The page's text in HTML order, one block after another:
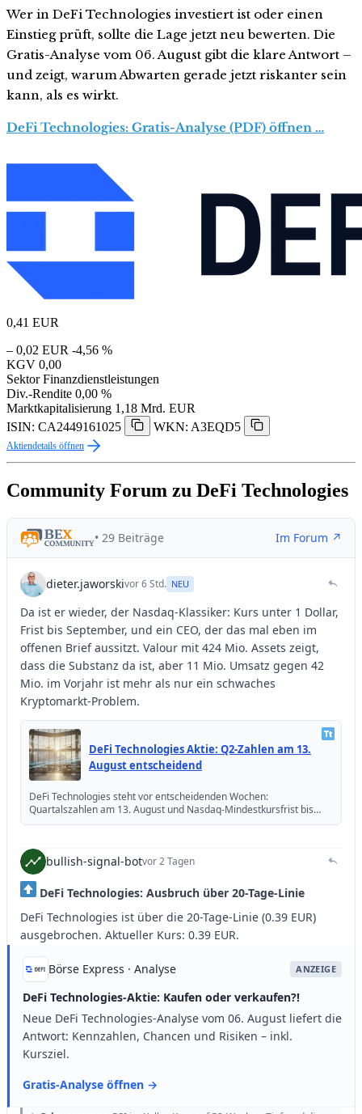
Wer in DeFi Technologies investiert ist oder einen
Einstieg prüft, sollte die Lage jetzt neu bewerten. Die
Gratis-Analyse vom 06. August gibt die klare Antwort –
und zeigt, warum Abwarten gerade jetzt riskanter sein
kann, als es wirkt.
DeFi Technologies: Gratis-Analyse (PDF) öffnen …
0,41 EUR
– 0,02 EUR -4,56 %
KGV 0,00
Sektor Finanzdienstleistungen
Div.-Rendite 0,00 %
Marktkapitalisierung 1,18 Mrd. EUR
ISIN: CA2449161025
WKN: A3EQD5
Aktiendetails öffnen
Community Forum zu DeFi Technologies